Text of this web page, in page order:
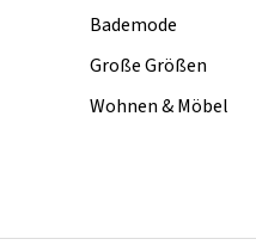
Bademode
Große Größen
Wohnen & Möbel